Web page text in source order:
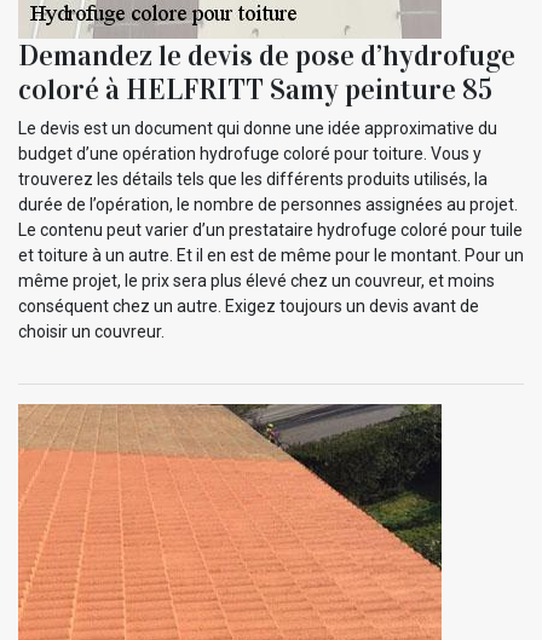
Demandez le devis de pose d’hydrofuge
coloré à HELFRITT Samy peinture 85
Le devis est un document qui donne une idée approximative du
budget d’une opération hydrofuge coloré pour toiture. Vous y
trouverez les détails tels que les différents produits utilisés, la
durée de l’opération, le nombre de personnes assignées au projet.
Le contenu peut varier d’un prestataire hydrofuge coloré pour tuile
et toiture à un autre. Et il en est de même pour le montant. Pour un
même projet, le prix sera plus élevé chez un couvreur, et moins
conséquent chez un autre. Exigez toujours un devis avant de
choisir un couvreur.